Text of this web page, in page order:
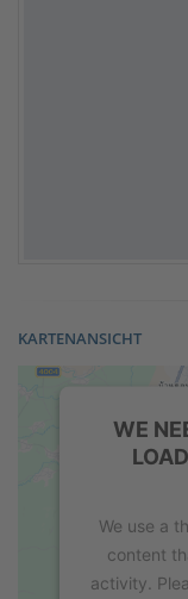
KARTENANSICHT
WE
We use a
content
activity.